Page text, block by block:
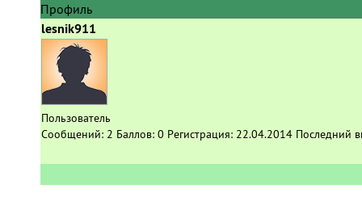
Профиль
lesnik911
Пользователь
Сообщений: 2 Баллов: 0 Регистрация: 22.04.2014 Последний